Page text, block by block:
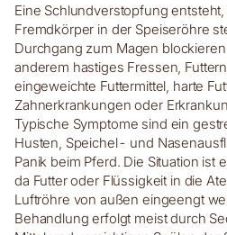
Eine Schlundverstopfung
Fremdkörper in der Speiseröhre
Durchgang zum Magen
anderem hastiges Fressen,
eingeweichte Futtermittel, harte
Zahnerkrankungen oder
Typische Symptome sind ein
Husten, Speichel- und
Panik beim Pferd. Die Situation ist
da Futter oder Flüssigkeit in die
Luftröhre von außen eingeengt
Behandlung erfolgt meist durch